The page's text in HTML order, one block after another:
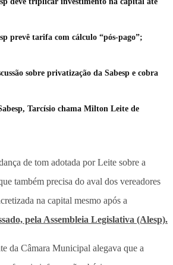
prevê tarifa com cálculo “pós-pago”;
sobre privatização da Sabesp e cobra
Tarcísio chama Milton Leite de
de tom adotada por Leite sobre a
também precisa do aval dos vereadores
na capital mesmo após a
pela Assembleia Legislativa (Alesp).
da Câmara Municipal alegava que a